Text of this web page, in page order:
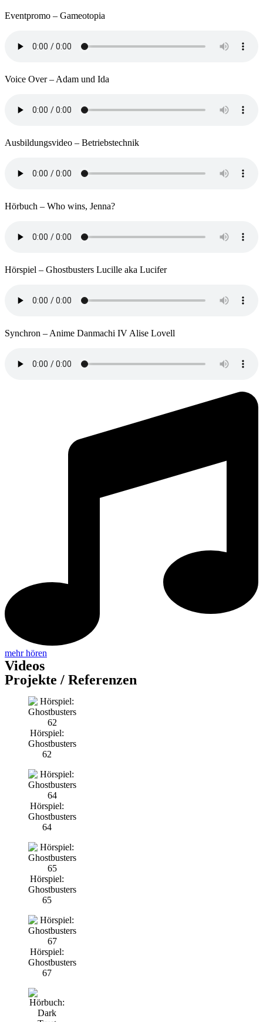
Eventpromo – Gameotopia
Voice Over – Adam und Ida
Ausbildungsvideo – Betriebstechnik
Hörbuch – Who wins, Jenna?
Hörspiel – Ghostbusters Lucille aka Lucifer
Synchron – Anime Danmachi IV Alise Lovell
mehr hören
Videos
Projekte / Referenzen
Hörspiel:
Ghostbusters
62
Hörspiel:
Ghostbusters
64
Hörspiel:
Ghostbusters
65
Hörspiel:
Ghostbusters
67